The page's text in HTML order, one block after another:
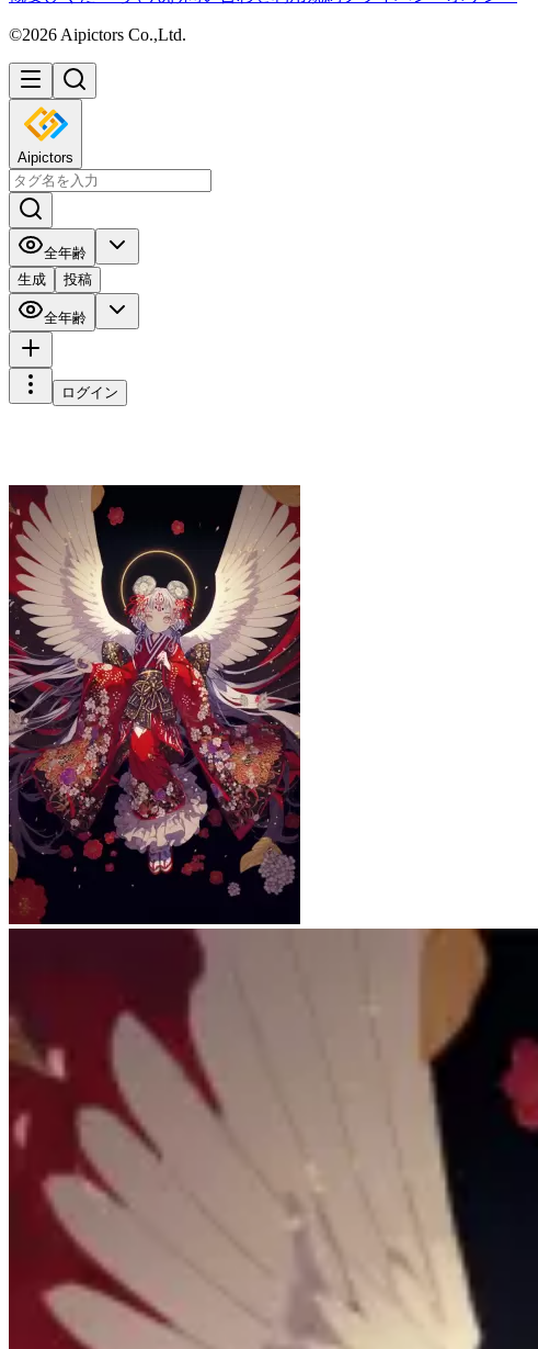
©2026 Aipictors Co.,Ltd.
Aipictors
全年齢
生成
投稿
全年齢
ログイン